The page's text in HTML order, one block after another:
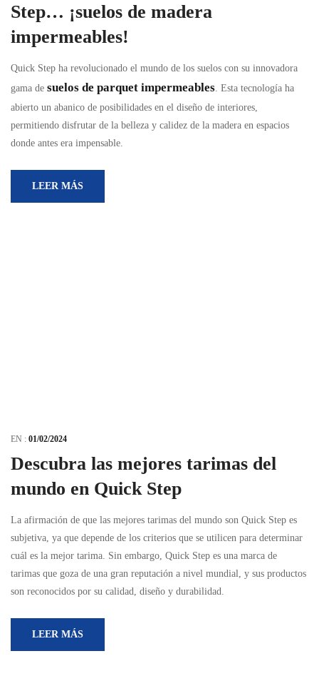
Step… ¡suelos de madera
impermeables!
Quick Step ha revolucionado el mundo de los suelos con su innovadora
gama de suelos de parquet impermeables . Esta tecnología ha
abierto un abanico de posibilidades en el diseño de interiores,
permitiendo disfrutar de la belleza y calidez de la madera en espacios
donde antes era impensable.
LEER MÁS
EN : 01/02/2024
Descubra las mejores tarimas del
mundo en Quick Step
La afirmación de que las mejores tarimas del mundo son Quick Step es
subjetiva, ya que depende de los criterios que se utilicen para determinar
cuál es la mejor tarima. Sin embargo, Quick Step es una marca de
tarimas que goza de una gran reputación a nivel mundial, y sus productos
son reconocidos por su calidad, diseño y durabilidad.
LEER MÁS